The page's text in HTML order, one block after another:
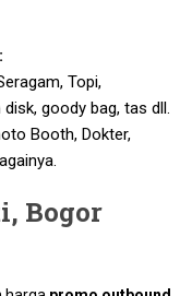
Topi,
goody bag, tas dll.
Booth, Dokter,